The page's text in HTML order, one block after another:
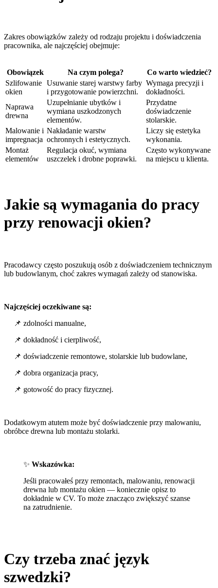
Zakres obowiązków zależy od rodzaju projektu i doświadczenia
pracownika, ale najczęściej obejmuje:
Obowiązek Na czym polega?
Co warto wiedzieć?
Szlifowanie
okien
Usuwanie starej warstwy farby
i przygotowanie powierzchni.
Wymaga precyzji i
dokładności.
Naprawa
drewna
Uzupełnianie ubytków i
wymiana uszkodzonych
elementów.
Przydatne
doświadczenie
stolarskie.
Malowanie i
impregnacja
Nakładanie warstw
ochronnych i estetycznych.
Liczy się estetyka
wykonania.
Montaż
elementów
Regulacja okuć, wymiana
uszczelek i drobne poprawki.
Często wykonywane
na miejscu u klienta.
Jakie są wymagania do pracy
przy renowacji okien?
Pracodawcy często poszukują osób z doświadczeniem technicznym
lub budowlanym, choć zakres wymagań zależy od stanowiska.
Najczęściej oczekiwane są:
📌 zdolności manualne,
📌 dokładność i cierpliwość,
📌 doświadczenie remontowe, stolarskie lub budowlane,
📌 dobra organizacja pracy,
📌 gotowość do pracy fizycznej.
Dodatkowym atutem może być doświadczenie przy malowaniu,
obróbce drewna lub montażu stolarki.
✨ Wskazówka:
Jeśli pracowałeś przy remontach, malowaniu, renowacji
drewna lub montażu okien — koniecznie opisz to
dokładnie w CV. To może znacząco zwiększyć szanse
na zatrudnienie.
Czy trzeba znać język
szwedzki?